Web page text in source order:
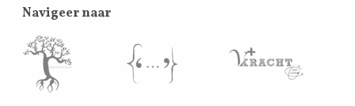
Navigeer naar